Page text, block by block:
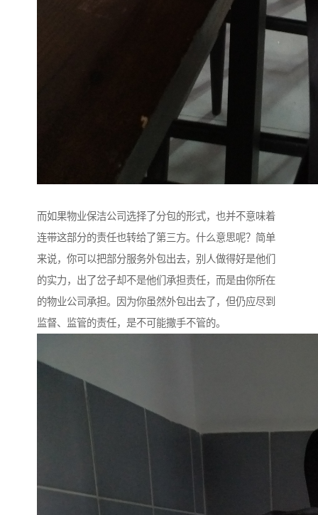
而如果物业保洁公司选择了分包的形式，也并不意味着
连带这部分的责任也转给了第三方。什么意思呢？简单
来说，你可以把部分服务外包出去，别人做得好是他们
的实力，出了岔子却不是他们承担责任，而是由你所在
的物业公司承担。因为你虽然外包出去了，但仍应尽到
监督、监管的责任，是不可能撒手不管的。